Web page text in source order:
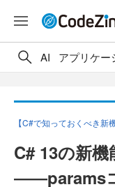
AI アプリケー
【C#で知っておくべき新
C# 13の新
――params